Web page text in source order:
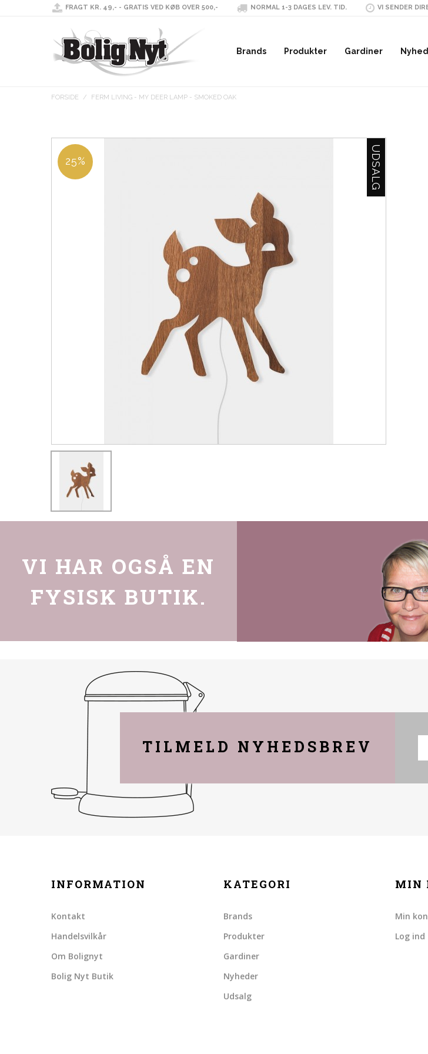
FRAGT KR. 49,- - GRATIS VED KØB OVER 500,- NORMAL 1-3 DAGES LEV. TID. VI SENDER
Brands Produkter Gardiner
FORSIDE / FERM LIVING - MY DEER LAMP - SMOKED OAK
UDSALG
25%
VI HAR OGSÅ EN
FYSISK BUTIK.
TILMELD NYHEDSBREV
INFORMATION
Kontakt
Handelsvilkår
Om Bolignyt
Bolig Nyt Butik
KATEGORI
Brands
Produkter
Gardiner
Nyheder
Udsalg
MIN
Min
Log ind